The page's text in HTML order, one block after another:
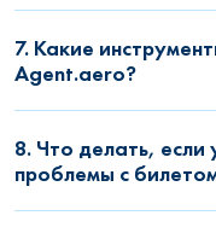
7. Какие
Agent.aero?
8. Что делать, если
проблемы с